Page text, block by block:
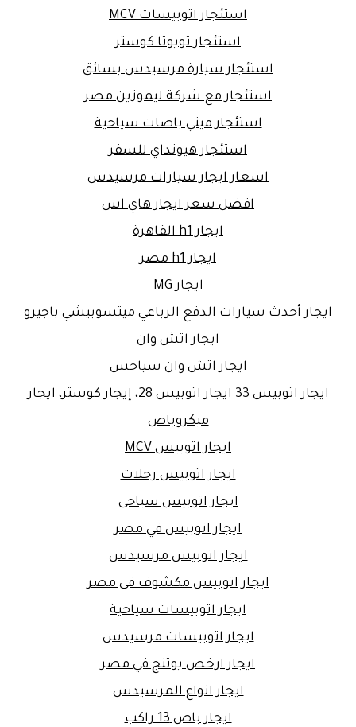
استئجار اتوبيسات MCV
استئجار تويوتا كوستر
استئجار سيارة مرسيدس بسائق
استئجار مع شركة ليموزين مصر
استئجار ميني باصات سياحية
استئجار هيونداي للسفر
اسعار ايجار سيارات مرسيدس
افضل سعر ايجار هاي اس
ايجار h1 القاهرة
ايجار h1 مصر
ايجار MG
ايجار أحدث سيارات الدفع الرباعي ميتسوبيشي باجيرو
ايجار اتش وان
ايجار اتش وان سياحس
ايجار اتوبيس 33 ايجار اتوبيس 28، إيجار كوستر، ايجار
ميكروباص
ايجار اتوبيس MCV
ايجار اتوبيس رحلات
ايجار اتوبيس سياحى
ايجار اتوبيس في مصر
ايجار اتوبيس مرسيدس
ايجار اتوبيس مكشوف فى مصر
ايجار اتوبيسات سياحية
ايجار اتوبيسات مرسيدس
ايجار ارخص يوتنج في مصر
ايجار انواع المرسيدس
ايجار باص 13 راكب